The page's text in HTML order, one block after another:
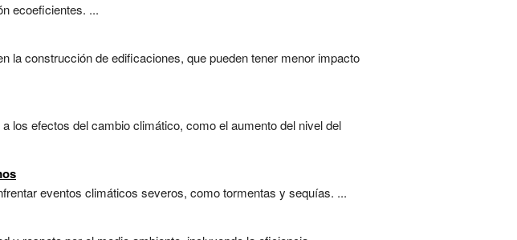
ecoeficientes. ...
la construcción de edificaciones, que pueden tener menor impacto
los efectos del cambio climático, como el aumento del nivel del
eventos climáticos severos, como tormentas y sequías. ...